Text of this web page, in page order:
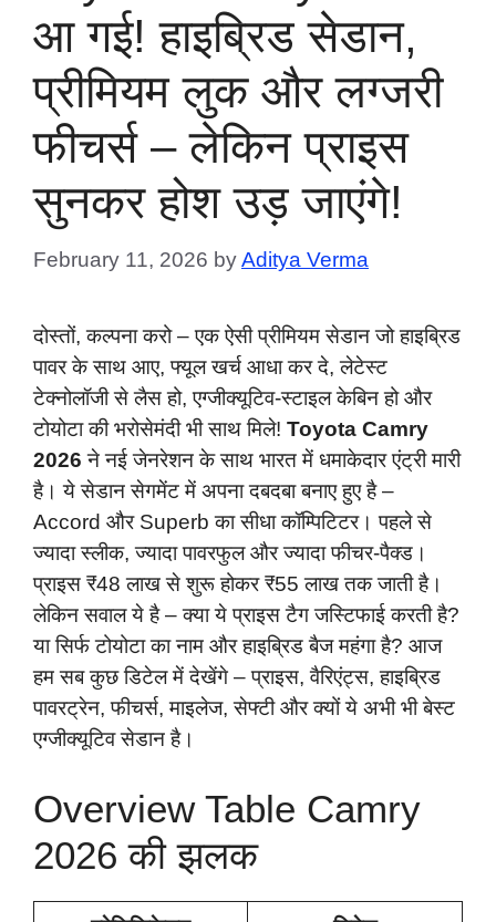
आ गई! हाइब्रिड सेडान,
प्रीमियम लुक और लग्जरी
फीचर्स – लेकिन प्राइस
सुनकर होश उड़ जाएंगे!
February 11, 2026 byAditya Verma
दोस्तों, कल्पना करो – एक ऐसी प्रीमियम सेडान जो हाइब्रिड
पावर के साथ आए, फ्यूल खर्च आधा कर दे, लेटेस्ट
टेक्नोलॉजी से लैस हो, एग्जीक्यूटिव-स्टाइल केबिन हो और
टोयोटा की भरोसेमंदी भी साथ मिले! Toyota Camry
2026 ने नई जेनरेशन के साथ भारत में धमाकेदार एंट्री मारी
है। ये सेडान सेगमेंट में अपना दबदबा बनाए हुए है –
Accord और Superb का सीधा कॉम्पिटिटर। पहले से
ज्यादा स्लीक, ज्यादा पावरफुल और ज्यादा फीचर-पैक्ड।
प्राइस ₹48 लाख से शुरू होकर ₹55 लाख तक जाती है।
लेकिन सवाल ये है – क्या ये प्राइस टैग जस्टिफाई करती है?
या सिर्फ टोयोटा का नाम और हाइब्रिड बैज महंगा है? आज
हम सब कुछ डिटेल में देखेंगे – प्राइस, वैरिएंट्स, हाइब्रिड
पावरट्रेन, फीचर्स, माइलेज, सेफ्टी और क्यों ये अभी भी बेस्ट
एग्जीक्यूटिव सेडान है।
Overview Table Camry
2026 की झलक